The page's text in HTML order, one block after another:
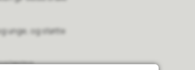
unge, og støtte
læring.